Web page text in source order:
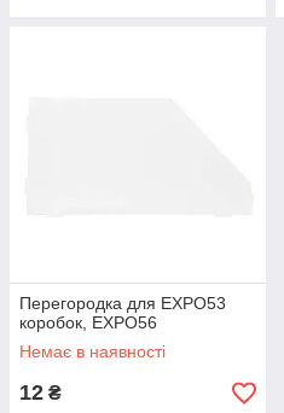
Перегородка для EXPO53
коробок, EXPO56
Немає в наявності
12 ₴